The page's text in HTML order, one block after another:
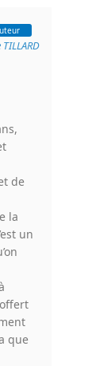
de
la
un
offert
que